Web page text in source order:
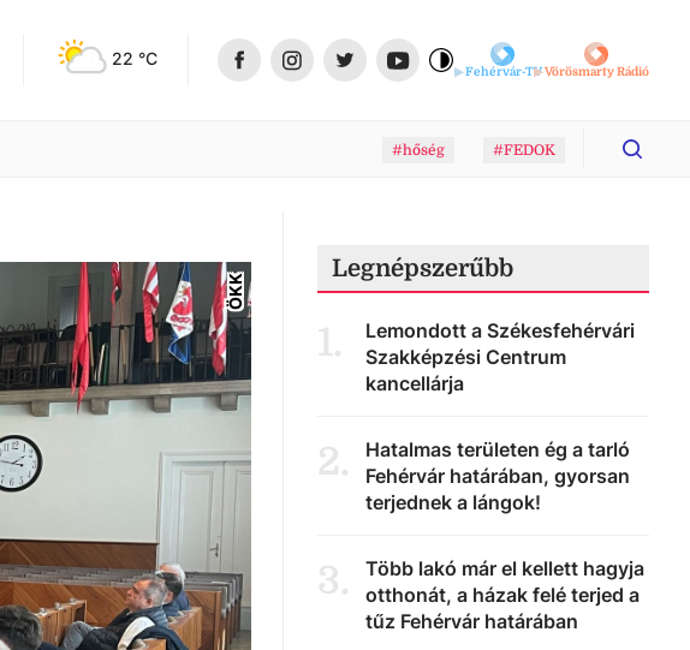
22 °C
Fehérvár-TVVörösmarty Rádió
#hőség #FEDOK
ÖKK
Legnépszerűbb
1.
Lemondott a Székesfehérvári
Szakképzési Centrum
kancellárja
2.
Hatalmas területen ég a tarló
Fehérvár határában, gyorsan
terjednek a lángok!
3.
Több lakó már el kellett hagyja
otthonát, a házak felé terjed a
tűz Fehérvár határában